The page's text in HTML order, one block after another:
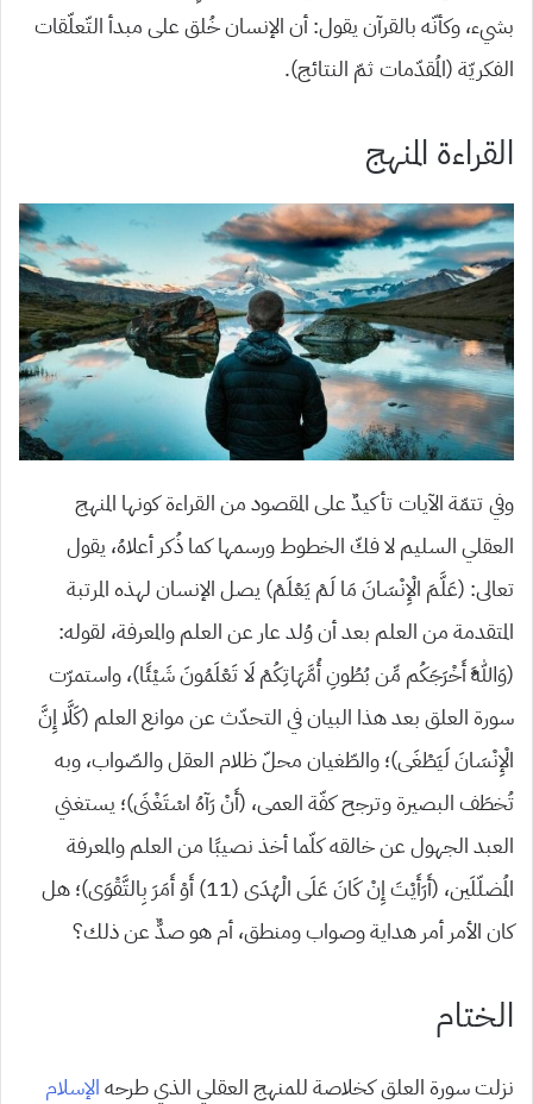
بشيء، وكأنّه بالقرآن يقول: أن الإنسان خُلق على مبدأ التّعلّقات
الفكريّة (المُقدّمات ثمّ النتائج).
القراءة المنهج
وفي تتمّة الآيات تأكيدٌ على المقصود من القراءة كونها المنهج
العقلي السليم لا فكّ الخطوط ورسمها كما ذُكر أعلاهُ، يقول
تعالى: (عَلَّمَ الْإِنْسَانَ مَا لَمْ يَعْلَمْ) يصل الإنسان لهذه المرتبة
المتقدمة من العلم بعد أن وُلد عار عن العلم والمعرفة، لقوله:
(وَاللَّهُ أَخْرَجَكُم مِّن بُطُونِ أُمَّهَاتِكُمْ لَا تَعْلَمُونَ شَيْئًا)، واستمرّت
سورة العلق بعد هذا البيان في التحدّث عن موانع العلم (كَلَّا إِنَّ
الْإِنْسَانَ لَيَطْغَى)؛ والطّغيان محلّ ظلام العقل والصّواب، وبه
تُخطَف البصيرة وترجح كفّة العمى، (أَنْ رَآهُ اسْتَغْنَى)؛ يستغني
العبد الجهول عن خالقه كلّما أخذ نصيبًا من العلم والمعرفة
المُضلّلَين، (أَرَأَيْتَ إِنْ كَانَ عَلَى الْهُدَى (11) أَوْ أَمَرَ بِالتَّقْوَى)؛ هل
كان الأمر أمر هداية وصواب ومنطق، أم هو صدٌّ عن ذلك؟
الختام
نزلت سورة العلق كخلاصة للمنهج العقلي الذي طرحهالإسلام